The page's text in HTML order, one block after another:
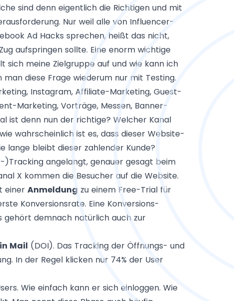
sind denn eigentlich die Richtigen und mit
Nur weil alle von Influencer-
Ad Hacks sprechen, heißt das nicht,
aufspringen sollte. Eine enorm wichtige
sich meine Zielgruppe auf und wie kann ich
diese Frage wiederum nur mit Testing.
Instagram, Affiliate-Marketing, Guest-
Marketing, Vorträge, Messen, Banner-
ist denn nun der richtige? Welcher Kanal
wahrscheinlich ist es, dass dieser Website-
lange bleibt dieser zahlender Kunde?
angelangt, genauer gesagt beim
X kommen die Besucher auf die Website.
einer Anmeldung zu einem Free-Trial für
Konversionsrate. Eine Konversions-
gehört demnach natürlich auch zur
Mail (DOI). Das Tracking der Öffnungs- und
In der Regel klicken nur 74% der User
Wie einfach kann er sich einloggen. Wie